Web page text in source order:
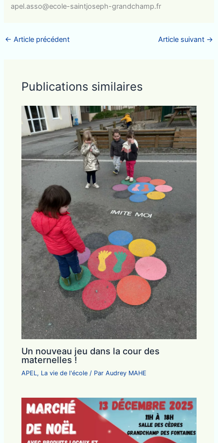
apel.asso@ecole-saintjoseph-grandchamp.fr
← Article précédent Article suivant →
Publications similaires
Un nouveau jeu dans la cour des
maternelles !
APEL, La vie de l'école / ParAudrey MAHE